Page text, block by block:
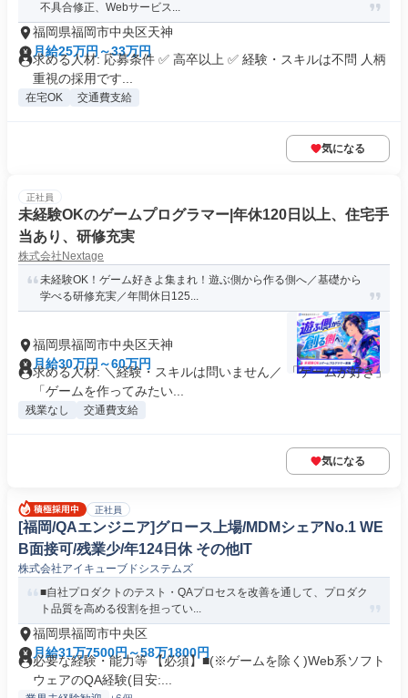
不具合修正、Webサービス...
福岡県福岡市中央区天神
月給25万円～33万円
求める人材: 応募条件 ✅ 高卒以上 ✅ 経験・スキルは不問 人柄
重視の採用です...
在宅OK 交通費支給
気になる
正社員
未経験OKのゲームプログラマー|年休120日以上、住宅手
当あり、研修充実
株式会社Nextage
未経験OK！ゲーム好きよ集まれ！遊ぶ側から作る側へ／基礎から
学べる研修充実／年間休日125...
福岡県福岡市中央区天神
月給30万円～60万円
求める人材: ＼経験・スキルは問いません／ 「ゲームが好き」
「ゲームを作ってみたい...
残業なし 交通費支給
気になる
正社員
[福岡/QAエンジニア]グロース上場/MDMシェアNo.1 WE
B面接可/残業少/年124日休 その他IT
株式会社アイキューブドシステムズ
■自社プロダクトのテスト・QAプロセスを改善を通して、プロダク
ト品質を高める役割を担ってい...
福岡県福岡市中央区
月給31万7500円～58万1800円
必要な経験・能力等 【必須】■(※ゲームを除く)Web系ソフト
ウェアのQA経験(目安:...